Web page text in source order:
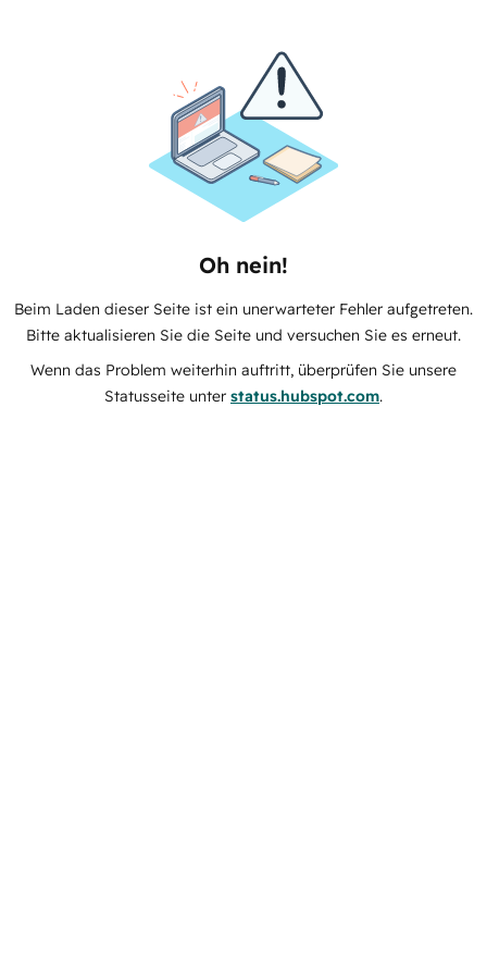
Oh nein!
Beim Laden dieser Seite ist ein unerwarteter Fehler aufgetreten.
Bitte aktualisieren Sie die Seite und versuchen Sie es erneut.
Wenn das Problem weiterhin auftritt, überprüfen Sie unsere
Statusseite unter status.hubspot.com.